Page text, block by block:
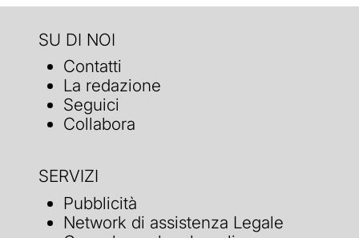
SU DI NOI
Contatti
La redazione
Seguici
Collabora
SERVIZI
Pubblicità
Network di assistenza Legale